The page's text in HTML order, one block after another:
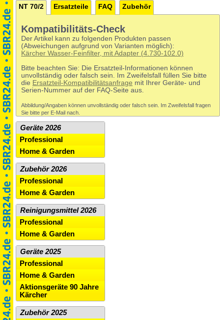
NT 70/2 Ersatzteile FAQ Zubehör
Kompatibilitäts-Check
Der Artikel kann zu folgenden Produkten passen
(Abweichungen aufgrund von Varianten möglich):
Kärcher Wasser-Feinfilter, mit Adapter (4.730-102.0)
Bitte beachten Sie: Die Ersatzteil-Informationen können
unvollständig oder falsch sein. Im Zweifelsfall füllen Sie bitte
die Ersatzteil-Kompatibilitätsanfrage mit Ihrer Geräte- und
Serien-Nummer auf der FAQ-Seite aus.
Abbildung/Angaben können unvollständig oder falsch sein. Im Zweifelsfall fragen
Sie bitte per E-Mail nach.
Geräte 2026
Professional
Home & Garden
Zubehör 2026
Professional
Home & Garden
Reinigungsmittel 2026
Professional
Home & Garden
Geräte 2025
Professional
Home & Garden
Aktionsgeräte 90 Jahre
Kärcher
Zubehör 2025